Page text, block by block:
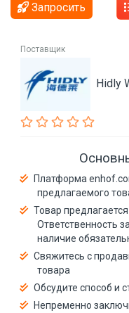
Запросить
Поставщик
Hidly
Платформа
предлагаемого
Товар
Ответственность
наличие
Свяжитесь с
товара
Обсудите способ и
Непременно